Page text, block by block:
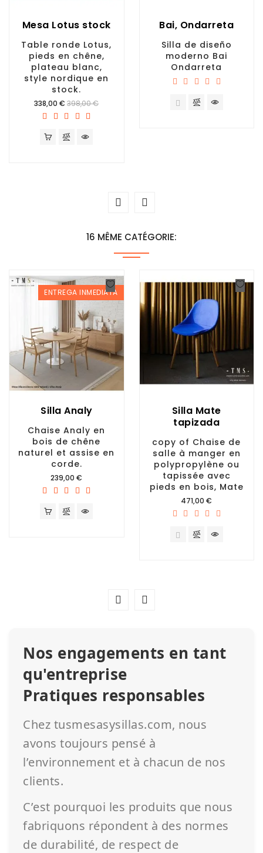
Mesa Lotus stock
Table ronde Lotus,
pieds en chêne,
plateau blanc,
style nordique en
stock.
Prix
338,00 € 398,00 €
Bai, Ondarreta
Silla de diseño
moderno Bai
Ondarreta
16 MÊME CATÉGORIE:
ENTREGA INMEDIATA
Silla Analy
Chaise Analy en
bois de chêne
naturel et assise en
corde.
Prix
239,00 €
Silla Mate
tapizada
copy of Chaise de
salle à manger en
polypropylène ou
tapissée avec
pieds en bois, Mate
Prix
471,00 €
Nos engagements en tant
qu'entreprise
Pratiques responsables
Chez tusmesasysillas.com, nous
avons toujours pensé à
l’environnement et à chacun de nos
clients.
C’est pourquoi les produits que nous
fabriquons répondent à des normes
de durabilité, de respect de